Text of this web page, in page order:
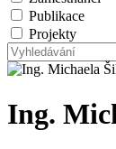
Publikace
Projekty
Ing.